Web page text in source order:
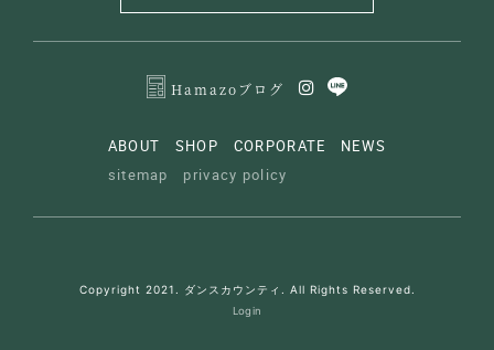
Hamazoブログ
ABOUT SHOP CORPORATE
NEWS
sitemap
privacy policy
Copyright 2021. ダンスカウンティ. All Rights Reserved.
Login